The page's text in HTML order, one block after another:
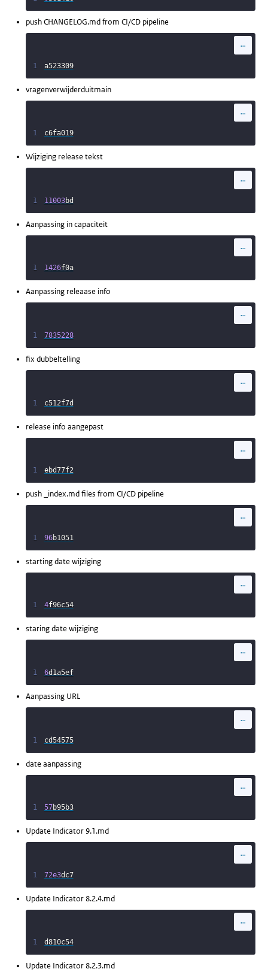
push CHANGELOG.md from CI/CD pipeline
...
1 a523309
vragenverwijderduitmain
...
1 c6fa019
Wijziging release tekst
...
1 11003bd
Aanpassing in capaciteit
...
1 1426f0a
Aanpassing releaase info
...
1 7835228
fix dubbeltelling
...
1 c512f7d
release info aangepast
...
1 ebd77f2
push _index.md files from CI/CD pipeline
...
1 96b1051
starting date wijziging
...
1 4f96c54
staring date wijziging
...
1 6d1a5ef
Aanpassing URL
...
1 cd54575
date aanpassing
...
1 57b95b3
Update Indicator 9.1.md
...
1 72e3dc7
Update Indicator 8.2.4.md
...
1 d810c54
Update Indicator 8.2.3.md